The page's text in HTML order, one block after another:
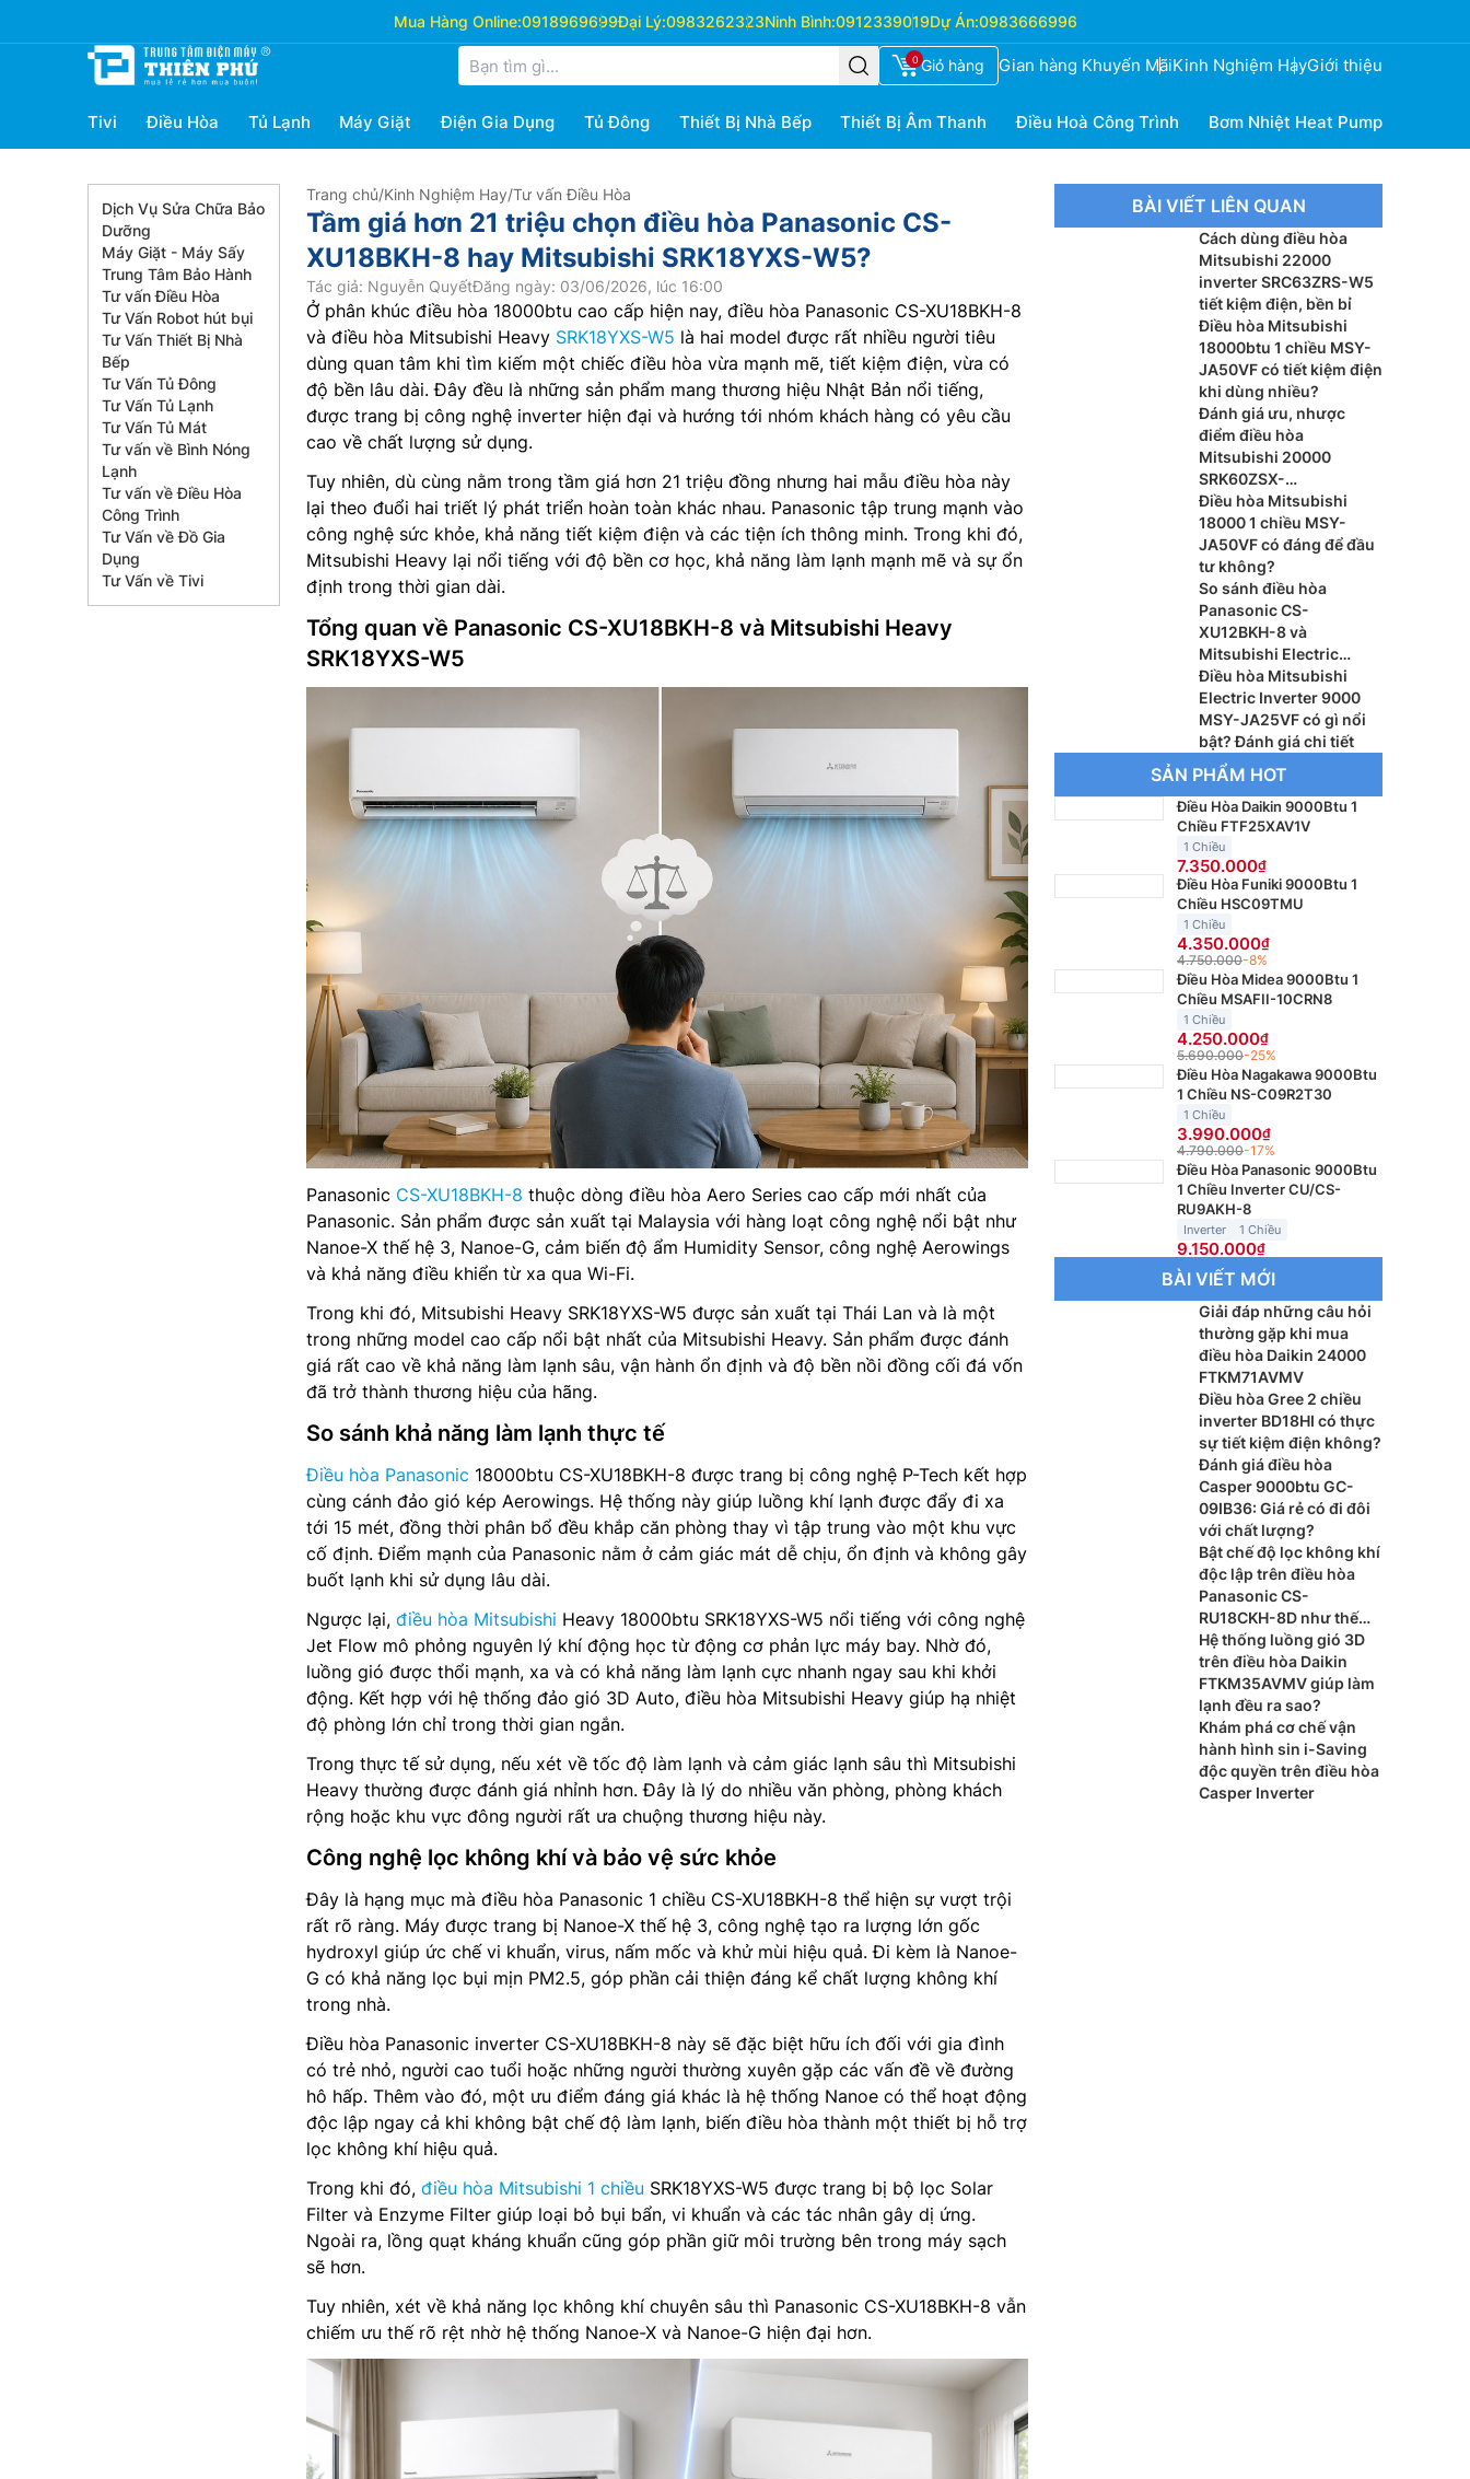
Mua Hàng Online:0918969699Đại Lý:0983262323Ninh Bình:0912339019Dự Án:0983666996
0 Giỏ hàng Gian hàng Khuyến MãiKinh Nghiệm HayGiới thiệu
Tivi Điều Hòa Tủ Lạnh Máy Giặt Điện Gia Dụng Tủ Đông Thiết Bị Nhà Bếp Thiết Bị Âm Thanh Điều Hoà Công Trình Bơm Nhiệt Heat Pump
Dịch Vụ Sửa Chữa Bảo
Dưỡng
Máy Giặt - Máy Sấy
Trung Tâm Bảo Hành
Tư vấn Điều Hòa
Tư Vấn Robot hút bụi
Tư Vấn Thiết Bị Nhà
Bếp
Tư Vấn Tủ Đông
Tư Vấn Tủ Lạnh
Tư Vấn Tủ Mát
Tư vấn về Bình Nóng
Lạnh
Tư vấn về Điều Hòa
Công Trình
Tư Vấn về Đồ Gia
Dụng
Tư Vấn về Tivi
Trang chủ/Kinh Nghiệm Hay/Tư vấn Điều Hòa
Tầm giá hơn 21 triệu chọn điều hòa Panasonic CS-
XU18BKH-8 hay Mitsubishi SRK18YXS-W5?
Tác giả: Nguyễn QuyếtĐăng ngày: 03/06/2026, lúc 16:00
Ở phân khúc điều hòa 18000btu cao cấp hiện nay, điều hòa Panasonic CS-XU18BKH-8
và điều hòa Mitsubishi Heavy SRK18YXS-W5 là hai model được rất nhiều người tiêu
dùng quan tâm khi tìm kiếm một chiếc điều hòa vừa mạnh mẽ, tiết kiệm điện, vừa có
độ bền lâu dài. Đây đều là những sản phẩm mang thương hiệu Nhật Bản nổi tiếng,
được trang bị công nghệ inverter hiện đại và hướng tới nhóm khách hàng có yêu cầu
cao về chất lượng sử dụng.
Tuy nhiên, dù cùng nằm trong tầm giá hơn 21 triệu đồng nhưng hai mẫu điều hòa này
lại theo đuổi hai triết lý phát triển hoàn toàn khác nhau. Panasonic tập trung mạnh vào
công nghệ sức khỏe, khả năng tiết kiệm điện và các tiện ích thông minh. Trong khi đó,
Mitsubishi Heavy lại nổi tiếng với độ bền cơ học, khả năng làm lạnh mạnh mẽ và sự ổn
định trong thời gian dài.
Tổng quan về Panasonic CS-XU18BKH-8 và Mitsubishi Heavy
SRK18YXS-W5
Panasonic CS-XU18BKH-8 thuộc dòng điều hòa Aero Series cao cấp mới nhất của
Panasonic. Sản phẩm được sản xuất tại Malaysia với hàng loạt công nghệ nổi bật như
Nanoe-X thế hệ 3, Nanoe-G, cảm biến độ ẩm Humidity Sensor, công nghệ Aerowings
và khả năng điều khiển từ xa qua Wi-Fi.
Trong khi đó, Mitsubishi Heavy SRK18YXS-W5 được sản xuất tại Thái Lan và là một
trong những model cao cấp nổi bật nhất của Mitsubishi Heavy. Sản phẩm được đánh
giá rất cao về khả năng làm lạnh sâu, vận hành ổn định và độ bền nồi đồng cối đá vốn
đã trở thành thương hiệu của hãng.
So sánh khả năng làm lạnh thực tế
Điều hòa Panasonic 18000btu CS-XU18BKH-8 được trang bị công nghệ P-Tech kết hợp
cùng cánh đảo gió kép Aerowings. Hệ thống này giúp luồng khí lạnh được đẩy đi xa
tới 15 mét, đồng thời phân bổ đều khắp căn phòng thay vì tập trung vào một khu vực
cố định. Điểm mạnh của Panasonic nằm ở cảm giác mát dễ chịu, ổn định và không gây
buốt lạnh khi sử dụng lâu dài.
Ngược lại, điều hòa Mitsubishi Heavy 18000btu SRK18YXS-W5 nổi tiếng với công nghệ
Jet Flow mô phỏng nguyên lý khí động học từ động cơ phản lực máy bay. Nhờ đó,
luồng gió được thổi mạnh, xa và có khả năng làm lạnh cực nhanh ngay sau khi khởi
động. Kết hợp với hệ thống đảo gió 3D Auto, điều hòa Mitsubishi Heavy giúp hạ nhiệt
độ phòng lớn chỉ trong thời gian ngắn.
Trong thực tế sử dụng, nếu xét về tốc độ làm lạnh và cảm giác lạnh sâu thì Mitsubishi
Heavy thường được đánh giá nhỉnh hơn. Đây là lý do nhiều văn phòng, phòng khách
rộng hoặc khu vực đông người rất ưa chuộng thương hiệu này.
Công nghệ lọc không khí và bảo vệ sức khỏe
Đây là hạng mục mà điều hòa Panasonic 1 chiều CS-XU18BKH-8 thể hiện sự vượt trội
rất rõ ràng. Máy được trang bị Nanoe-X thế hệ 3, công nghệ tạo ra lượng lớn gốc
hydroxyl giúp ức chế vi khuẩn, virus, nấm mốc và khử mùi hiệu quả. Đi kèm là Nanoe-
G có khả năng lọc bụi mịn PM2.5, góp phần cải thiện đáng kể chất lượng không khí
trong nhà.
Điều hòa Panasonic inverter CS-XU18BKH-8 này sẽ đặc biệt hữu ích đối với gia đình
có trẻ nhỏ, người cao tuổi hoặc những người thường xuyên gặp các vấn đề về đường
hô hấp. Thêm vào đó, một ưu điểm đáng giá khác là hệ thống Nanoe có thể hoạt động
độc lập ngay cả khi không bật chế độ làm lạnh, biến điều hòa thành một thiết bị hỗ trợ
lọc không khí hiệu quả.
Trong khi đó, điều hòa Mitsubishi 1 chiều SRK18YXS-W5 được trang bị bộ lọc Solar
Filter và Enzyme Filter giúp loại bỏ bụi bẩn, vi khuẩn và các tác nhân gây dị ứng.
Ngoài ra, lồng quạt kháng khuẩn cũng góp phần giữ môi trường bên trong máy sạch
sẽ hơn.
Tuy nhiên, xét về khả năng lọc không khí chuyên sâu thì Panasonic CS-XU18BKH-8 vẫn
chiếm ưu thế rõ rệt nhờ hệ thống Nanoe-X và Nanoe-G hiện đại hơn.
BÀI VIẾT LIÊN QUAN
Cách dùng điều hòa
Mitsubishi 22000
inverter SRC63ZRS-W5
tiết kiệm điện, bền bỉ
Điều hòa Mitsubishi
18000btu 1 chiều MSY-
JA50VF có tiết kiệm điện
khi dùng nhiều?
Đánh giá ưu, nhược
điểm điều hòa
Mitsubishi 20000
SRK60ZSX-
W/SRC60ZSX-W3
Điều hòa Mitsubishi
18000 1 chiều MSY-
JA50VF có đáng để đầu
tư không?
So sánh điều hòa
Panasonic CS-
XU12BKH-8 và
Mitsubishi Electric
MSY-JA35VF, máy nào
đáng dùng hơn?
Điều hòa Mitsubishi
Electric Inverter 9000
MSY-JA25VF có gì nổi
bật? Đánh giá chi tiết
SẢN PHẨM HOT
Điều Hòa Daikin 9000Btu 1
Chiều FTF25XAV1V
1 Chiều
7.350.000
Điều Hòa Funiki 9000Btu 1
Chiều HSC09TMU
1 Chiều
4.350.000
4.750.000-8%
Điều Hòa Midea 9000Btu 1
Chiều MSAFII-10CRN8
1 Chiều
4.250.000
5.690.000-25%
Điều Hòa Nagakawa 9000Btu
1 Chiều NS-C09R2T30
1 Chiều
3.990.000
4.790.000-17%
Điều Hòa Panasonic 9000Btu
1 Chiều Inverter CU/CS-
RU9AKH-8
Inverter 1 Chiều
9.150.000
BÀI VIẾT MỚI
Giải đáp những câu hỏi
thường gặp khi mua
điều hòa Daikin 24000
FTKM71AVMV
Điều hòa Gree 2 chiều
inverter BD18HI có thực
sự tiết kiệm điện không?
Đánh giá điều hòa
Casper 9000btu GC-
09IB36: Giá rẻ có đi đôi
với chất lượng?
Bật chế độ lọc không khí
độc lập trên điều hòa
Panasonic CS-
RU18CKH-8D như thế
nào?
Hệ thống luồng gió 3D
trên điều hòa Daikin
FTKM35AVMV giúp làm
lạnh đều ra sao?
Khám phá cơ chế vận
hành hình sin i-Saving
độc quyền trên điều hòa
Casper Inverter